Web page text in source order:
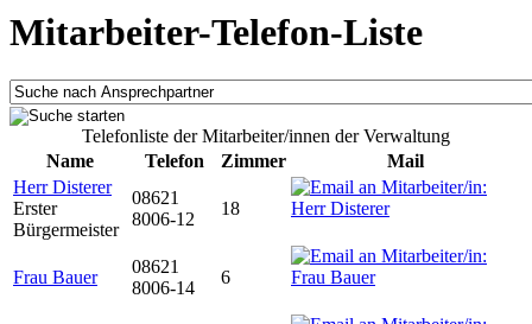
Mitarbeiter-Telefon-Liste
Telefonliste der Mitarbeiter/innen der Verwaltung
Name
Telefon Zimmer
Mail
Herr Disterer
Erster
Bürgermeister
08621
8006-12
18
Frau Bauer
08621
8006-14
6